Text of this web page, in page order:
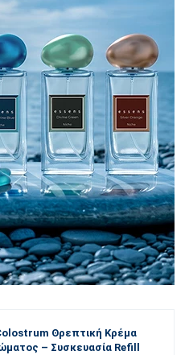
Θρεπτική Κρέμα
– Συσκευασία Refill